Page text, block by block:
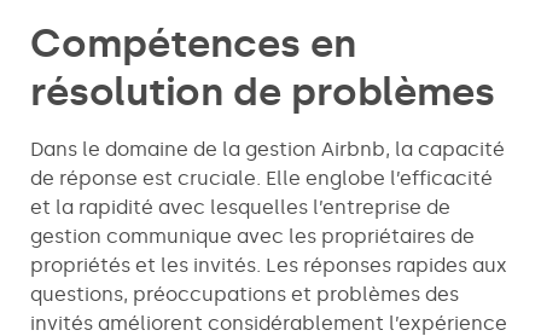
Compétences en
résolution de problèmes
Dans le domaine de la gestion Airbnb, la capacité
de réponse est cruciale. Elle englobe l’efficacité
et la rapidité avec lesquelles l’entreprise de
gestion communique avec les propriétaires de
propriétés et les invités. Les réponses rapides aux
questions, préoccupations et problèmes des
invités améliorent considérablement l’expérience